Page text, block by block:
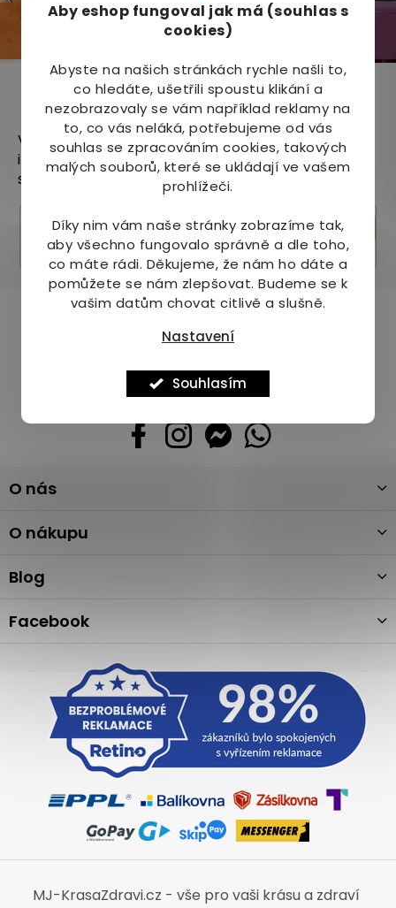
Aby eshop fungoval jak má (souhlas s
cookies)
Abyste na našich stránkách rychle našli to,
co hledáte, ušetřili spoustu klikání a
nezobrazovaly se vám například reklamy na
to, co vás neláká, potřebujeme od vás
souhlas se zpracováním cookies, takových
malých souborů, které se ukládají ve vašem
prohlížeči.
Díky nim vám naše stránky zobrazíme tak,
aby všechno fungovalo správně a dle toho,
co máte rádi. Děkujeme, že nám ho dáte a
pomůžete se nám zlepšovat. Budeme se k
vašim datům chovat citlivě a slušně.
Nastavení
Souhlasím
Odebírat newsletter
Vložte svůj e-mail a my vám budeme zasílat
informace o nových produktech na našem e-
shopu.
Přihlásit se
Pomůžeme vám s výběrem
Potřebujete s něčím poradit? Jsme tu pro vás!
+420 736 708 220
info@mj-krasazdravi.cz
á
a
O nás
O nákupu
Blog
Facebook
MJ-KrasaZdravi.cz - vše pro vaši krásu a zdraví